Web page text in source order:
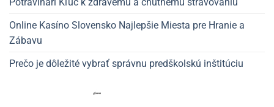
Online Kasíno Slovensko Najlepšie Miesta pre Hranie a
Zábavu
Prečo je dôležité vybrať správnu predškolskú inštitúciu